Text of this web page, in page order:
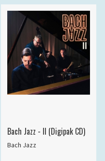
Bach Jazz - II (Digipak CD)
Bach Jazz